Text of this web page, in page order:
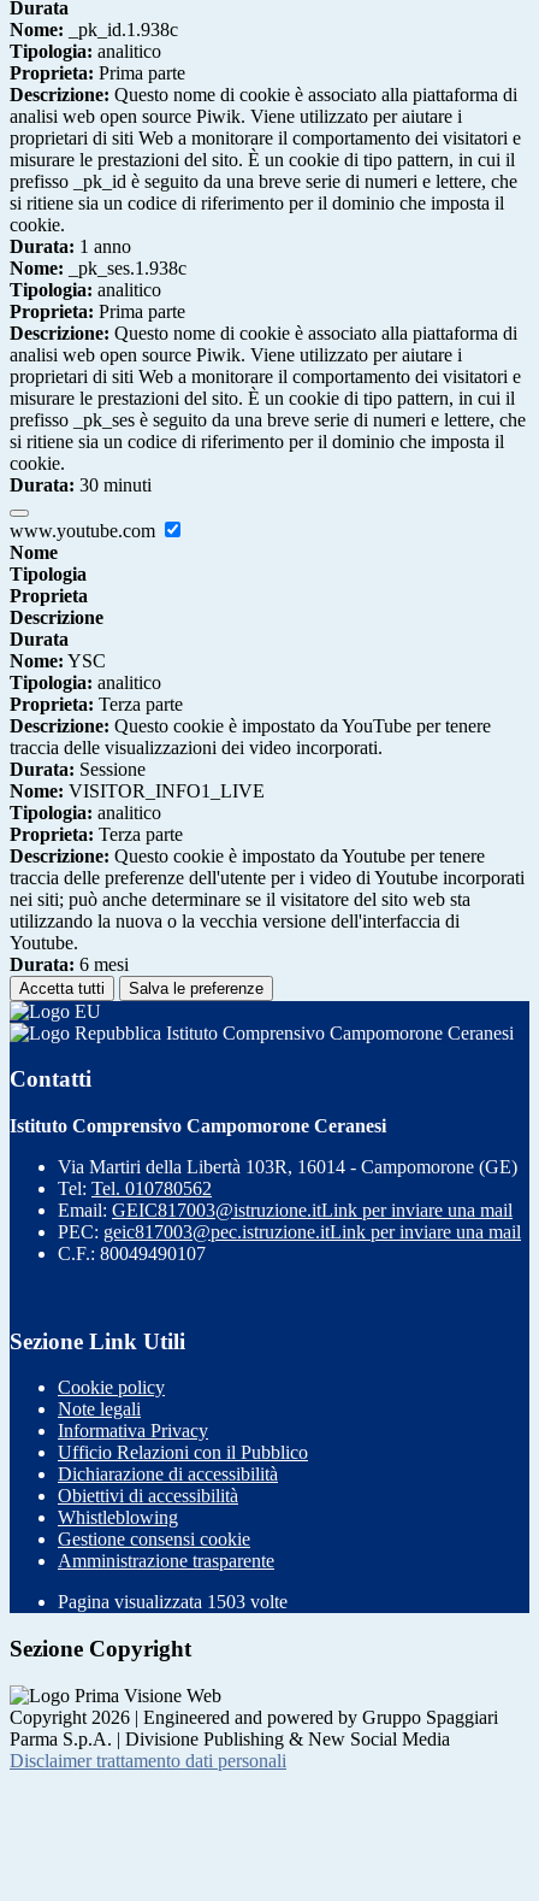
Durata
Nome: _pk_id.1.938c
Tipologia: analitico
Proprieta: Prima parte
Descrizione: Questo nome di cookie è associato alla piattaforma di
analisi web open source Piwik. Viene utilizzato per aiutare i
proprietari di siti Web a monitorare il comportamento dei visitatori e
misurare le prestazioni del sito. È un cookie di tipo pattern, in cui il
prefisso _pk_id è seguito da una breve serie di numeri e lettere, che
si ritiene sia un codice di riferimento per il dominio che imposta il
cookie.
Durata: 1 anno
Nome: _pk_ses.1.938c
Tipologia: analitico
Proprieta: Prima parte
Descrizione: Questo nome di cookie è associato alla piattaforma di
analisi web open source Piwik. Viene utilizzato per aiutare i
proprietari di siti Web a monitorare il comportamento dei visitatori e
misurare le prestazioni del sito. È un cookie di tipo pattern, in cui il
prefisso _pk_ses è seguito da una breve serie di numeri e lettere, che
si ritiene sia un codice di riferimento per il dominio che imposta il
cookie.
Durata: 30 minuti
www.youtube.com
Nome
Tipologia
Proprieta
Descrizione
Durata
Nome: YSC
Tipologia: analitico
Proprieta: Terza parte
Descrizione: Questo cookie è impostato da YouTube per tenere
traccia delle visualizzazioni dei video incorporati.
Durata: Sessione
Nome: VISITOR_INFO1_LIVE
Tipologia: analitico
Proprieta: Terza parte
Descrizione: Questo cookie è impostato da Youtube per tenere
traccia delle preferenze dell'utente per i video di Youtube incorporati
nei siti; può anche determinare se il visitatore del sito web sta
utilizzando la nuova o la vecchia versione dell'interfaccia di
Youtube.
Durata: 6 mesi
Accetta tutti Salva le preferenze
Istituto Comprensivo Campomorone Ceranesi
Contatti
Istituto Comprensivo Campomorone Ceranesi
Via Martiri della Libertà 103R, 16014 - Campomorone (GE)
Tel: Tel. 010780562
Email: GEIC817003@istruzione.itLink per inviare una mail
PEC: geic817003@pec.istruzione.itLink per inviare una mail
C.F.: 80049490107
Sezione Link Utili
Cookie policy
Note legali
Informativa Privacy
Ufficio Relazioni con il Pubblico
Dichiarazione di accessibilità
Obiettivi di accessibilità
Whistleblowing
Gestione consensi cookie
Amministrazione trasparente
Pagina visualizzata 1503 volte
Sezione Copyright
Copyright 2026 | Engineered and powered by Gruppo Spaggiari
Parma S.p.A. | Divisione Publishing & New Social Media
Disclaimer trattamento dati personali